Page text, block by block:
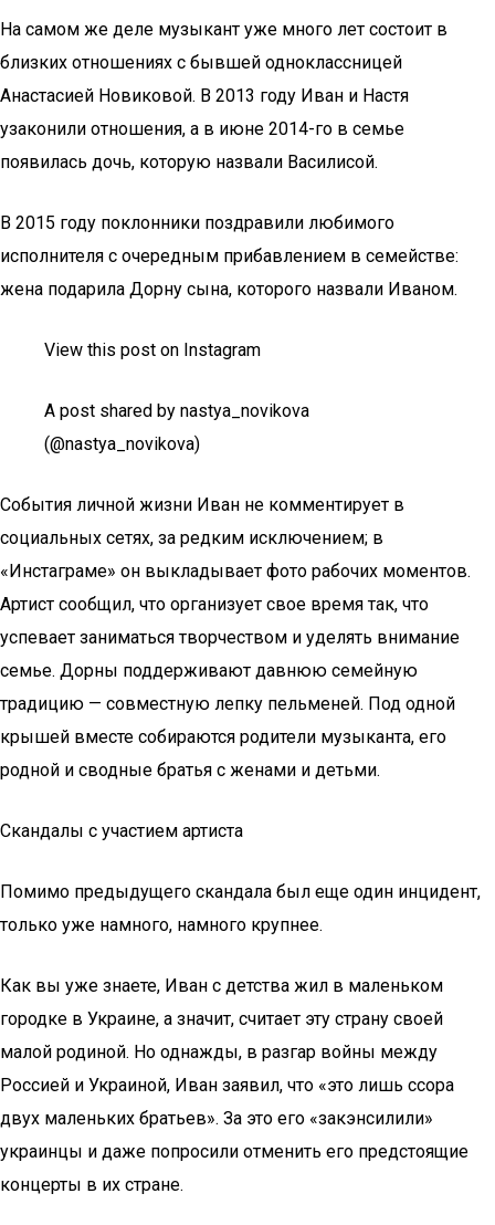
На самом же деле музыкант уже много лет состоит в
близких отношениях с бывшей одноклассницей
Анастасией Новиковой. В 2013 году Иван и Настя
узаконили отношения, а в июне 2014-го в семье
появилась дочь, которую назвали Василисой.
В 2015 году поклонники поздравили любимого
исполнителя с очередным прибавлением в семействе:
жена подарила Дорну сына, которого назвали Иваном.
View this post on Instagram
A post shared by nastya_novikova
(@nastya_novikova)
События личной жизни Иван не комментирует в
социальных сетях, за редким исключением; в
«Инстаграме» он выкладывает фото рабочих моментов.
Артист сообщил, что организует свое время так, что
успевает заниматься творчеством и уделять внимание
семье. Дорны поддерживают давнюю семейную
традицию — совместную лепку пельменей. Под одной
крышей вместе собираются родители музыканта, его
родной и сводные братья с женами и детьми.
Скандалы с участием артиста
Помимо предыдущего скандала был еще один инцидент,
только уже намного, намного крупнее.
Как вы уже знаете, Иван с детства жил в маленьком
городке в Украине, а значит, считает эту страну своей
малой родиной. Но однажды, в разгар войны между
Россией и Украиной, Иван заявил, что «это лишь ссора
двух маленьких братьев». За это его «закэнсилили»
украинцы и даже попросили отменить его предстоящие
концерты в их стране.